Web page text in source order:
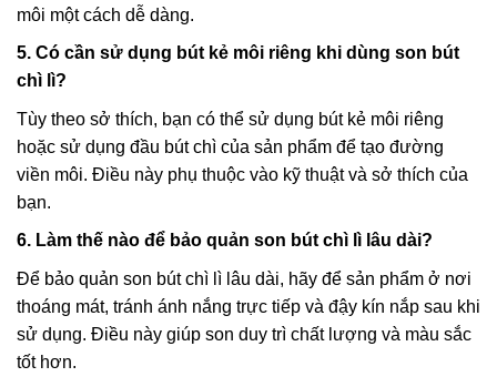
môi một cách dễ dàng.
5. Có cần sử dụng bút kẻ môi riêng khi dùng son bút
chì lì?
Tùy theo sở thích, bạn có thể sử dụng bút kẻ môi riêng
hoặc sử dụng đầu bút chì của sản phẩm để tạo đường
viền môi. Điều này phụ thuộc vào kỹ thuật và sở thích của
bạn.
6. Làm thế nào để bảo quản son bút chì lì lâu dài?
Để bảo quản son bút chì lì lâu dài, hãy để sản phẩm ở nơi
thoáng mát, tránh ánh nắng trực tiếp và đậy kín nắp sau khi
sử dụng. Điều này giúp son duy trì chất lượng và màu sắc
tốt hơn.